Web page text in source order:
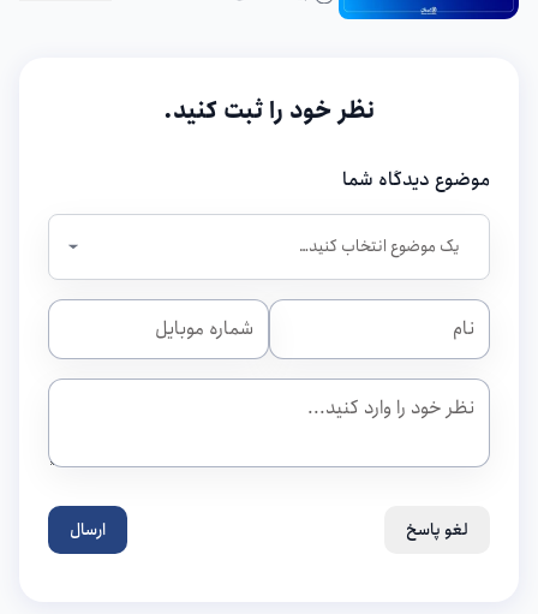
نظر خود را ثبت کنید.
موضوع دیدگاه شما
لغو پاسخ ارسال